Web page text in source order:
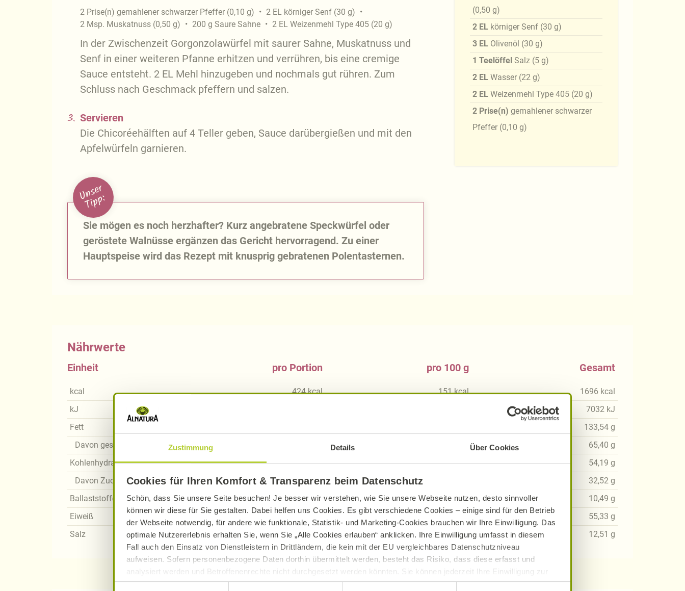
Zustimmung Details Über Cookies
Cookies für Ihren Komfort & Transparenz beim Datenschutz
Schön, dass Sie unsere Seite besuchen! Je besser wir verstehen, wie Sie unsere Webseite nutzen, desto sinnvoller
können wir diese für Sie gestalten. Dabei helfen uns Cookies. Es gibt verschiedene Cookies – einige sind für den Betrieb
der Webseite notwendig, für andere wie funktionale, Statistik- und Marketing-Cookies brauchen wir Ihre Einwilligung. Das
optimale Nutzererlebnis erhalten Sie, wenn Sie „Alle Cookies erlauben“ anklicken. Ihre Einwilligung umfasst in diesem
Fall auch den Einsatz von Dienstleistern in Drittländern, die kein mit der EU vergleichbares Datenschutzniveau
aufweisen. Sofern personenbezogene Daten dorthin übermittelt werden, besteht das Risiko, dass diese erfasst und
analysiert werden und Betroffenenrechte nicht durchgesetzt werden könnten. Sie können jederzeit Ihre Einwilligung zur
Datenverarbeitung und -übermittlung widerrufen und Tools deaktivieren. Ausführliche Informationen finden Sie in unserer
2 Prise(n) gemahlener schwarzer Pfeffer (0,10 g) 2 EL körniger Senf (30 g)
2 Msp. Muskatnuss (0,50 g) 200 g Saure Sahne 2 EL Weizenmehl Type 405 (20 g)
In der Zwischenzeit Gorgonzolawürfel mit saurer Sahne, Muskatnuss und
Senf in einer weiteren Pfanne erhitzen und verrühren, bis eine cremige
Sauce entsteht. 2 EL Mehl hinzugeben und nochmals gut rühren. Zum
Schluss nach Geschmack pfeffern und salzen.
3. Servieren
Die Chicoréehälften auf 4 Teller geben, Sauce darübergießen und mit den
Apfelwürfeln garnieren.
U
n
s
e
r
T
i
p
p
:
Sie mögen es noch herzhafter? Kurz angebratene Speckwürfel oder
geröstete Walnüsse ergänzen das Gericht hervorragend. Zu einer
Hauptspeise wird das Rezept mit knusprig gebratenen Polentasternen.
(0,50 g)
2 EL körniger Senf (30 g)
3 EL Olivenöl (30 g)
1 Teelöffel Salz (5 g)
2 EL Wasser (22 g)
2 EL Weizenmehl Type 405 (20 g)
2 Prise(n) gemahlener schwarzer
Pfeffer (0,10 g)
Nährwerte
Einheit
kcal
kJ
Fett
Davon gesättigte Fettsäuren
Kohlenhydrate
Davon Zucker
Ballaststoffe
Eiweiß
Salz
pro Portion
424kcal
13,55g
8,13g
2,62g
3,13g
pro 100 g
151kcal
4,82g
0,93g
1,11g
Gesamt
1696 kcal
7032 kJ
133,54 g
65,40 g
54,19 g
32,52 g
10,49 g
55,33 g
12,51 g